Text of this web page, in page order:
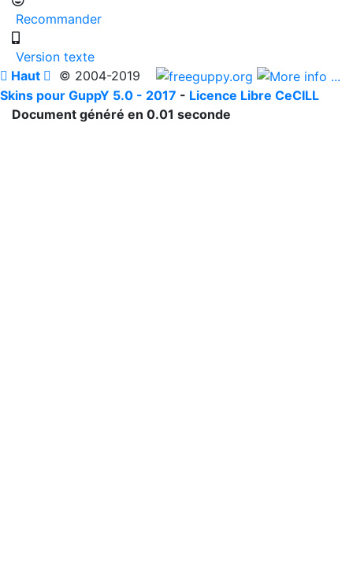
Recommander
Version texte
 Haut  © 2004-2019
Skins pour GuppY 5.0 - 2017 - Licence Libre CeCILL
Document généré en 0.01 seconde